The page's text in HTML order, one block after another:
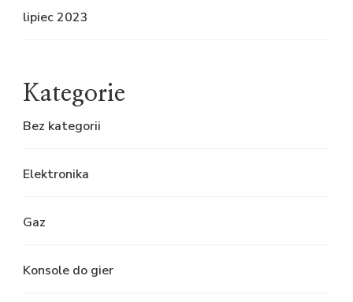
lipiec 2023
Kategorie
Bez kategorii
Elektronika
Gaz
Konsole do gier